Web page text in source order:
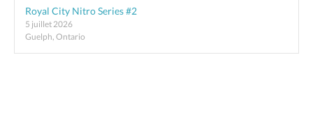
Royal City Nitro Series #2
5 juillet 2026
Guelph, Ontario